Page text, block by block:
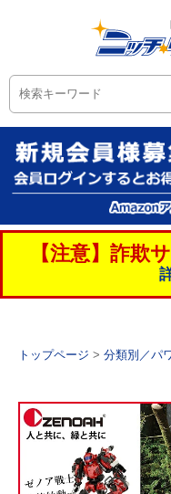
【注意】詐欺
トップページ > 分類別／パ